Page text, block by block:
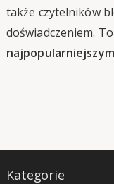
także czytelników
doświadczeniem.
Kategorie